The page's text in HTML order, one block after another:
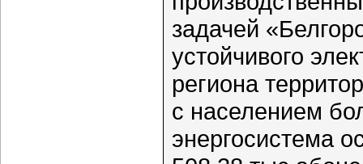
задачей
устойчивого
региона
с населением
энергосистема